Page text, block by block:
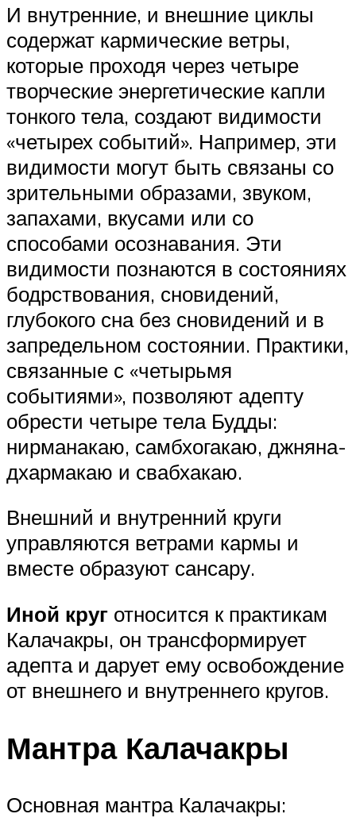
И внутренние, и внешние циклы
содержат кармические ветры,
которые проходя через четыре
творческие энергетические капли
тонкого тела, создают видимости
«четырех событий». Например, эти
видимости могут быть связаны со
зрительными образами, звуком,
запахами, вкусами или со
способами осознавания. Эти
видимости познаются в состояниях
бодрствования, сновидений,
глубокого сна без сновидений и в
запредельном состоянии. Практики,
связанные с «четырьмя
событиями», позволяют адепту
обрести четыре тела Будды:
нирманакаю, самбхогакаю, джняна-
дхармакаю и свабхакаю.
Внешний и внутренний круги
управляются ветрами кармы и
вместе образуют сансару.
Иной круг относится к практикам
Калачакры, он трансформирует
адепта и дарует ему освобождение
от внешнего и внутреннего кругов.
Мантра Калачакры
Основная мантра Калачакры: